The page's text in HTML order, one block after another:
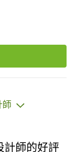
師
計師的好評